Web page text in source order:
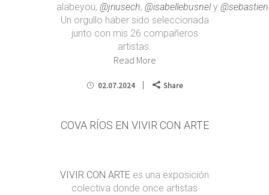
alabeyou, @jriusech, @isabellebusnely
Un orgullo haber sido seleccionada
junto con mis 26 compañeros
artistas.
Read More
02.07.2024 Share
COVA RÍOS EN VIVIR CON ARTE
VIVIR CON ARTE es una exposición
colectiva donde once artistas